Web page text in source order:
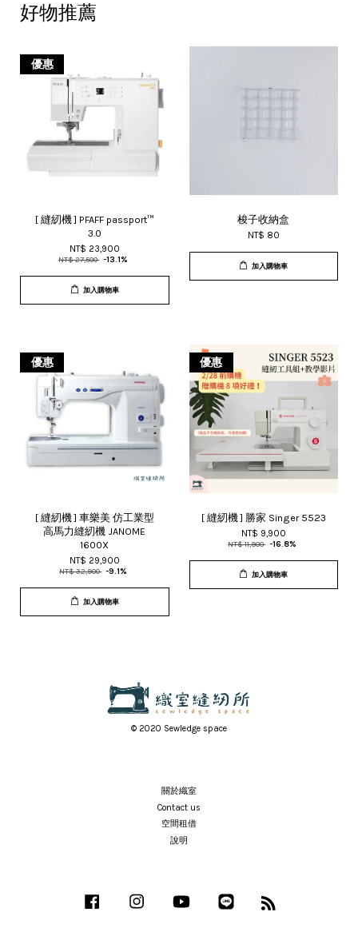
好物推薦
優惠
[ 縫紉機 ] PFAFF passport™
3.0
NT$ 23,900
NT$ 27,500 -13.1%
加入購物車
梭子收納盒
NT$ 80
加入購物車
優惠
[ 縫紉機 ] 車樂美 仿工業型
高馬力縫紉機 JANOME
1600X
NT$ 29,900
NT$ 32,900 -9.1%
加入購物車
優惠
[ 縫紉機 ] 勝家 Singer 5523
NT$ 9,900
NT$ 11,900 -16.8%
加入購物車
© 2020 Sewledge space
關於織室
Contact us
空間租借
說明
Facebook Instagram YouTube